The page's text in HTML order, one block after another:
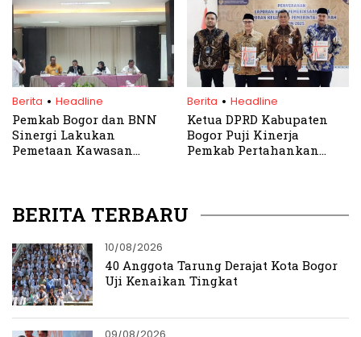
Perempuan
Berita . Headline
Pemkab Bogor dan BNN
Sinergi Lakukan
Pemetaan Kawasan
Berita . Headline
Ketua DPRD Kabupaten
Bogor Puji Kinerja
Pemkab Pertahankan
BERITA TERBARU
10/08/2026
40 Anggota Tarung Derajat Kota Bogor
Uji Kenaikan Tingkat